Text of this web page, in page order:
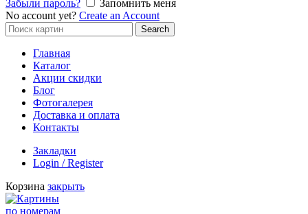
Забыли пароль?
Запомнить меня
No account yet? Create an Account
Search
for:
Search
Главная
Каталог
Акции скидки
Блог
Фотогалерея
Доставка и оплата
Контакты
Закладки
Login / Register
Корзина закрыть